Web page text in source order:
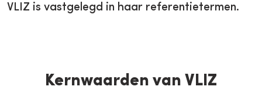
VLIZ is vastgelegd in haar referentietermen.
Kernwaarden van VLIZ